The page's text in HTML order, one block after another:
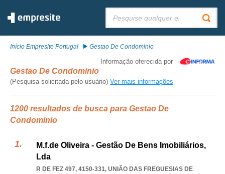
Início Empresite Portugal Gestao De Condominio
Informação oferecida por
Gestao De Condominio
(Pesquisa solicitada pelo usuário) Ver mais informações
1200 resultados de busca para Gestao De
Condominio
M.f.de Oliveira - Gestão De Bens Imobiliários,
Lda
R DE FEZ 497, 4150-331, UNIÃO DAS FREGUESIAS DE